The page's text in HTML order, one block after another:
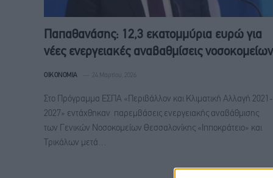
Παπαθανάσης: 12,3 εκατομμύρια ευρώ για
νέες ενεργειακές αναβαθμίσεις νοσοκομείων
ΟΙΚΟΝΟΜΊΑ 24 Μαρτίου, 2026
Στο Πρόγραμμα ΕΣΠΑ «Περιβάλλον και Κλιματική Αλλαγή 2021-
2027» εντάχθηκαν παρεμβάσεις ενεργειακής αναβάθμισης
των Γενικών Νοσοκομείων Θεσσαλονίκης «Ιπποκράτειο» και
Τρικάλων μετά…